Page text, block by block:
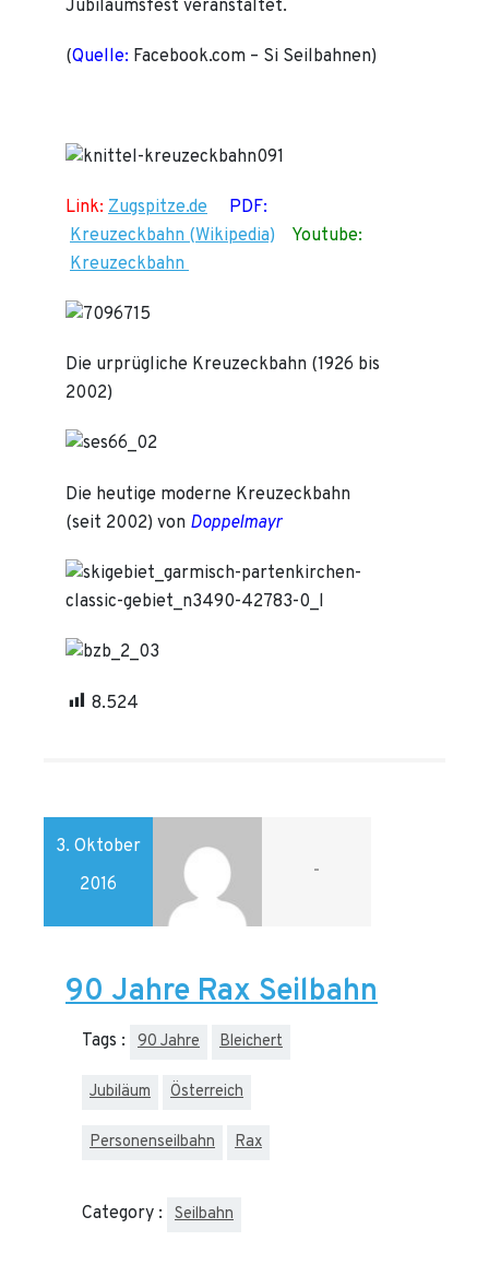
Jubiläumsfest veranstaltet.
(Quelle: Facebook.com – Si Seilbahnen)
Link: Zugspitze.de
PDF:
Kreuzeckbahn (Wikipedia)
Youtube:
Kreuzeckbahn
Die urprügliche Kreuzeckbahn (1926 bis
2002)
Die heutige moderne Kreuzeckbahn
(seit 2002) von Doppelmayr
8.524
3. Oktober
2016
-
90 Jahre Rax Seilbahn
Tags : 90 Jahre Bleichert
Jubiläum Österreich
Personenseilbahn Rax
Category : Seilbahn